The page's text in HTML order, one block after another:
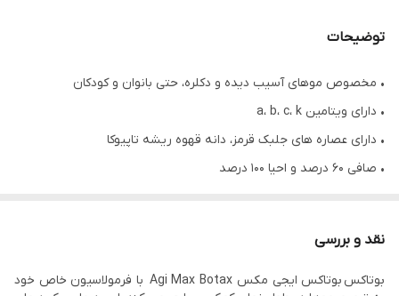
توضیحات
• مخصوص موهای آسیب دیده و دکلره، حتی بانوان و کودکان
• دارای ویتامین a، b، c، k
• دارای عصاره های جلبک قرمز، دانه قهوه ریشه تاپیوکا
• صافی ۶۰ درصد و احیا ۱۰۰ درصد
• شاین و براقیت مو
• ضد زردی
نقد و بررسی
بوتاکس بوتاکس ایجی مکس Agi Max Botax با فرمولاسیون خاص خود